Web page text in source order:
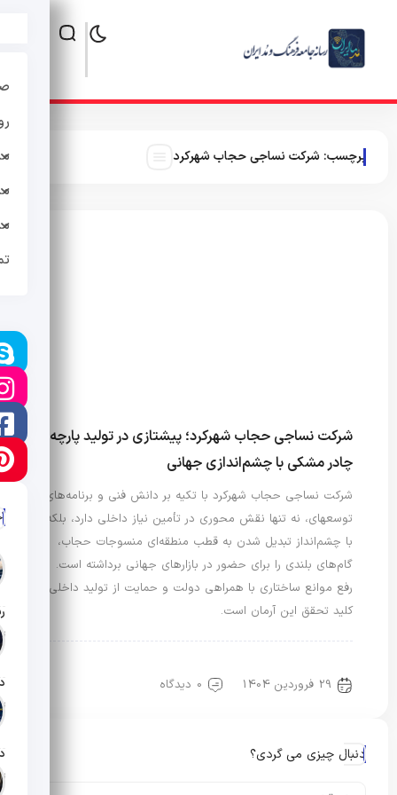
برچسب: شرکت نساجی حجاب شهرکرد
شرکت نساجی حجاب شهرکرد؛ پیشتازی در تولید پارچه
چادر مشکی با چشم‌اندازی جهانی
شرکت نساجی حجاب شهرکرد با تکیه بر دانش فنی و برنامه‌های
توسعهای، نه تنها نقش محوری در تأمین نیاز داخلی دارد، بلکه
با چشم‌انداز تبدیل شدن به قطب منطقه‌ای منسوجات حجاب،
گام‌های بلندی را برای حضور در بازارهای جهانی برداشته است.
رفع موانع ساختاری با همراهی دولت و حمایت از تولید داخلی،
کلید تحقق این آرمان است.
29 فروردین 1404 0 دیدگاه
دنبال چیزی می گردی؟